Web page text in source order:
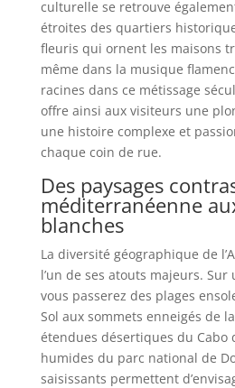
culturelle se retrouve
étroites des quartiers
fleuris qui ornent les maisons
même dans la musique
racines dans ce métissage
offre ainsi aux visiteurs une
une histoire complexe et
chaque coin de rue.
Des paysages
méditerranéenne
blanches
La diversité géographique de
l’un de ses atouts majeurs.
vous passerez des plages
Sol aux sommets enneigés de
étendues désertiques du Cabo
humides du parc national de
saisissants permettent